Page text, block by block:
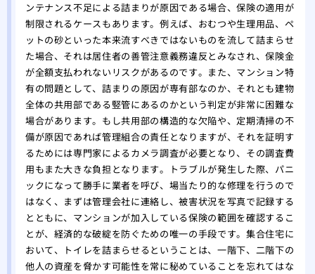
ンテナンス不足による詰まりが原因である場合、保険の適用が
制限されるケースもあります。例えば、おむつや生理用品、ペ
ットの砂といった本来流すべきではないものを流して詰まらせ
た場合、それは居住者の善管注意義務違反とみなされ、保険金
が全額支払われないリスクがあるのです。また、マンション特
有の問題として、詰まりの原因が専有部なのか、それとも建物
全体の共用部である竪管にあるのかという判定が非常に困難な
場合があります。もし共用部の構造的な欠陥や、定期清掃の不
備が原因であれば管理組合の責任となりますが、それを証明す
るためには専門家によるカメラ調査が必要となり、その調査費
用もまた大きな負担となります。トラブルが発生した際、パニ
ックになって勝手に業者を呼び、場当たり的な修理を行うので
はなく、まずは管理会社に連絡し、被害状況を写真で記録する
とともに、マンションが加入している保険の範囲を確認するこ
とが、経済的な破綻を防ぐための唯一の手段です。集合住宅に
おいて、トイレを詰まらせるということは、一階下、二階下の
他人の資産を脅かす可能性を常に秘めていることを忘れてはな